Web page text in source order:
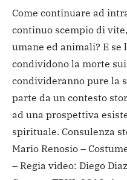
Come continuare ad
continuo scempio di
umane ed animali? E se
condividono la morte
condivideranno pure la
parte da un contesto
ad una prospettiva
spirituale. Consulenza
Mario Renosio –
– Regia video: Diego